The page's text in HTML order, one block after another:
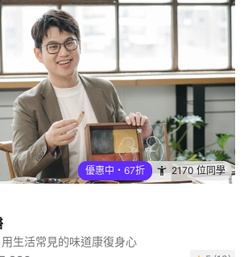
優惠中・67折 2170 位同學
生活常見的味道康復身心